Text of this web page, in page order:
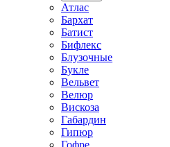
Атлас
Бархат
Батист
Бифлекс
Блузочные
Букле
Вельвет
Велюр
Вискоза
Габардин
Гипюр
Гофре